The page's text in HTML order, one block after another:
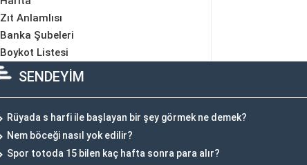
Zıt Anlamlısı
Banka Şubeleri
Boykot Listesi
SENDEYİM
Rüyada s harfi ile başlayan bir şey görmek ne demek?
Nem böceği nasıl yok edilir?
Spor totoda 15 bilen kaç hafta sonra para alır?